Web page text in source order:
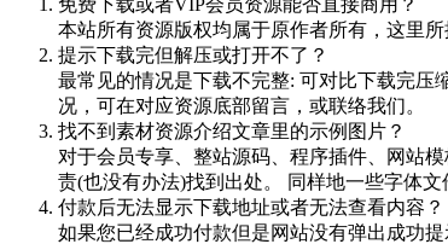
本站所有资源版权均属于原作者所有，这里
提示下载完但解压或打开不了？
最常见的情况是下载不完整: 可对比下载完压
况，可在对应资源底部留言，或联络我们。
找不到素材资源介绍文章里的示例图片？
对于会员专享、整站源码、程序插件、网站
责(也没有办法)找到出处。 同样地一些字体
付款后无法显示下载地址或者无法查看内容？
如果您已经成功付款但是网站没有弹出成功